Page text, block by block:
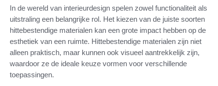
In de wereld van interieurdesign spelen zowel functionaliteit als
uitstraling een belangrijke rol. Het kiezen van de juiste soorten
hittebestendige materialen kan een grote impact hebben op de
esthetiek van een ruimte. Hittebestendige materialen zijn niet
alleen praktisch, maar kunnen ook visueel aantrekkelijk zijn,
waardoor ze de ideale keuze vormen voor verschillende
toepassingen.